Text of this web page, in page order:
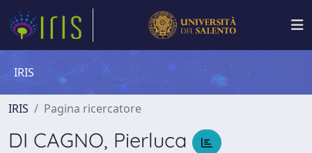
IRIS
IRIS Pagina ricercatore
DI CAGNO, Pierluca